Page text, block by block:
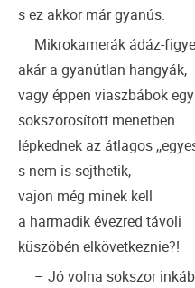
s ez akkor már gyanús.
Mikrokamerák ádáz-
akár a gyanútlan hangyák,
vagy éppen viaszbábok
sokszorosított menetben
lépkednek az átlagos
s nem is sejthetik,
vajon még minek kell
a harmadik évezred távoli
küszöbén elkövetkeznie?!
– Jó volna sokszor